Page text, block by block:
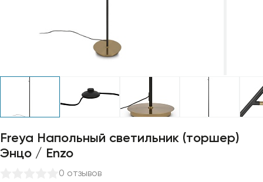
Freya Напольный светильник (торшер)
Энцо / Enzo
0 отзывов
Лампочки